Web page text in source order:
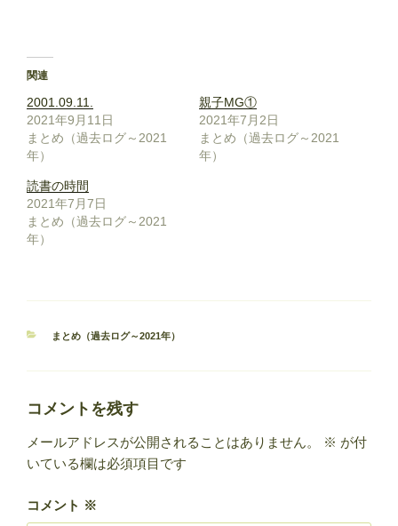
関連
2001.09.11.
2021年9月11日
まとめ（過去ログ～2021
年）
親子MG①
2021年7月2日
まとめ（過去ログ～2021
年）
読書の時間
2021年7月7日
まとめ（過去ログ～2021
年）
カ
まとめ（過去ログ～2021年）
コメントを残す
メールアドレスが公開されることはありません。 ※ が付
いている欄は必須項目です
コメント ※